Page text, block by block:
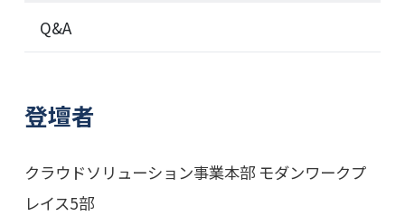
Q&A
登壇者
クラウドソリューション事業本部 モダンワークプ
レイス5部